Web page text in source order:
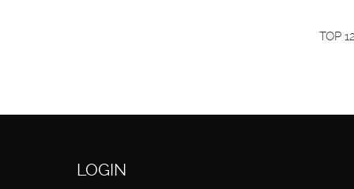
TOP
LOGIN